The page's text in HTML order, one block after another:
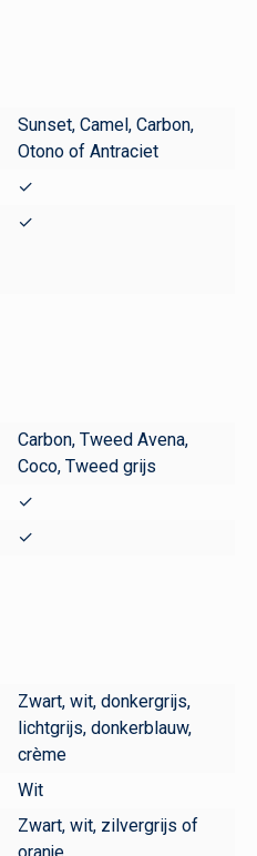
Sunset, Camel, Carbon,
Otono of Antraciet
✓
✓
Carbon, Tweed Avena,
Coco, Tweed grijs
✓
✓
Zwart, wit, donkergrijs,
lichtgrijs, donkerblauw,
crème
Wit
Zwart, wit, zilvergrijs of